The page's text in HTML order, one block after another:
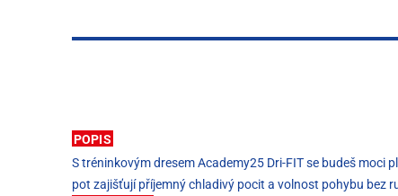
POPIS
S tréninkovým dresem Academy25 Dri-FIT se budeš
pot zajišťují příjemný chladivý pocit a volnost pohybu bez